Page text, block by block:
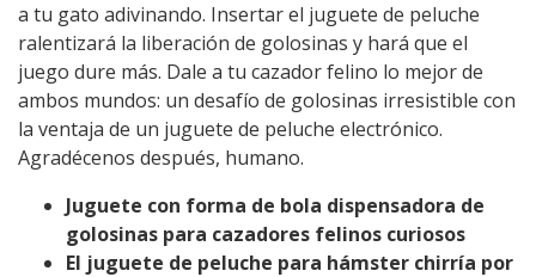
a tu gato adivinando. Insertar el juguete de peluche
ralentizará la liberación de golosinas y hará que el
juego dure más. Dale a tu cazador felino lo mejor de
ambos mundos: un desafío de golosinas irresistible con
la ventaja de un juguete de peluche electrónico.
Agradécenos después, humano.
Juguete con forma de bola dispensadora de
golosinas para cazadores felinos curiosos
El juguete de peluche para hámster chirría por